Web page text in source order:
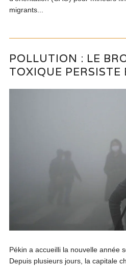
migrants...
POLLUTION : LE
TOXIQUE PERSISTE
Pékin a accueilli la nouvelle année
Depuis plusieurs jours, la capitale